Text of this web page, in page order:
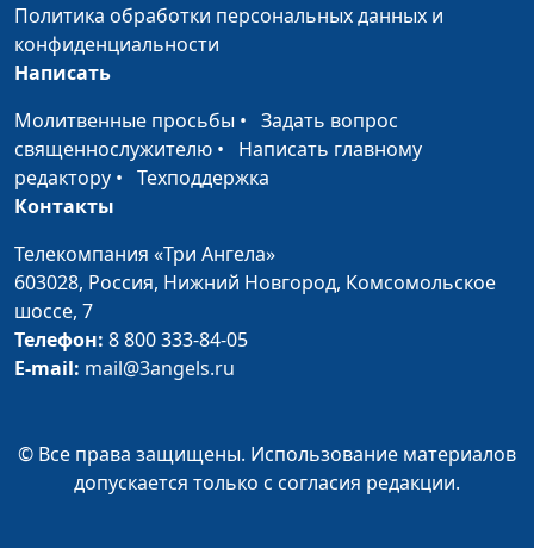
священнослужитель
Подготовка к Причастию
священнослужитель
Благословения омовения
ног во время Вечери
Господней
Кому не следует
участвовать в Святом
Причастии?
Юлия Синицына,
священнослужитель
Зачем нужно Причастие?
Юлия Синицына,
Политика обработки персональных данных и
конфиденциальности
Написать
Молитвенные просьбы • Задать вопрос
священнослужителю • Написать главному
редактору • Техподдержка
Контакты
Телекомпания «Три Ангела»
603028, Россия, Нижний Новгород, Комсомольское
шоссе, 7
Телефон: 8 800 333-84-05
E-mail: mail@3angels.ru
© Все права защищены. Использование материалов
допускается только с согласия редакции.